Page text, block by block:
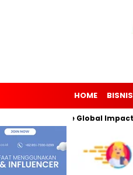
HOME BISNIS
Soccer: The Global Impact of